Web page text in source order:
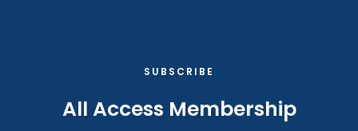
SUBSCRIBE​
All Access Membership​